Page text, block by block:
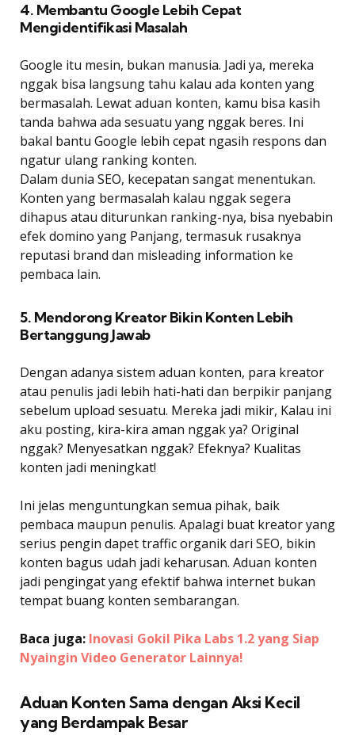
4. Membantu Google Lebih Cepat
Mengidentifikasi Masalah
Google itu mesin, bukan manusia. Jadi ya, mereka
nggak bisa langsung tahu kalau ada konten yang
bermasalah. Lewat aduan konten, kamu bisa kasih
tanda bahwa ada sesuatu yang nggak beres. Ini
bakal bantu Google lebih cepat ngasih respons dan
ngatur ulang ranking konten.
Dalam dunia SEO, kecepatan sangat menentukan.
Konten yang bermasalah kalau nggak segera
dihapus atau diturunkan ranking-nya, bisa nyebabin
efek domino yang Panjang, termasuk rusaknya
reputasi brand dan misleading information ke
pembaca lain.
5. Mendorong Kreator Bikin Konten Lebih
Bertanggung Jawab
Dengan adanya sistem aduan konten, para kreator
atau penulis jadi lebih hati-hati dan berpikir panjang
sebelum upload sesuatu. Mereka jadi mikir, Kalau ini
aku posting, kira-kira aman nggak ya? Original
nggak? Menyesatkan nggak? Efeknya? Kualitas
konten jadi meningkat!
Ini jelas menguntungkan semua pihak, baik
pembaca maupun penulis. Apalagi buat kreator yang
serius pengin dapet traffic organik dari SEO, bikin
konten bagus udah jadi keharusan. Aduan konten
jadi pengingat yang efektif bahwa internet bukan
tempat buang konten sembarangan.
Baca juga: Inovasi Gokil Pika Labs 1.2 yang Siap
Nyaingin Video Generator Lainnya!
Aduan Konten Sama dengan Aksi Kecil
yang Berdampak Besar